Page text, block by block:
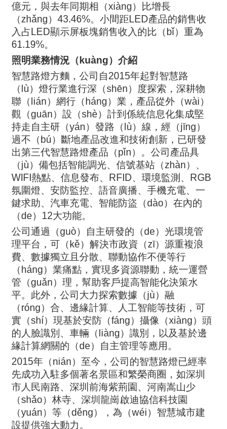
億元，與去年同期相（xiàng）比增長
（zhǎng）43.46%。小間距LED產品的銷售收
入占LED顯示屏板塊銷售收入的比（bǐ）重為
61.19%。
照明業務情況（kuàng）介紹
智慧路燈方麵，公司自2015年起對智慧路
（lù）燈行業進行深（shēn）度探索，深耕物
聯（lián）網行（háng）業，產品從外（wài）
觀（guān）設（shè）計到係統信息化集成堅
持走自主研（yán）發路（lù）線，經（jīng）
過不（bú）斷地產品改進和技術創新，已研發
出第三代智慧路燈產品（pǐn）。公司產品具
（jù）備包括智能調光、信號基站（zhàn）、
WIFI熱點、信息發布、RFID、環境監測、RGB
氛圍燈、安防監控、語音廣播、手機充電、一
鍵求助、汽車充電、智能防盜（dào）在內的
（de）12大功能。
公司通過（guò）自主研發的（de）光環境管
理平台，可（kě）解決市政資（zī）源重複浪
費、數據獨立且分散、聯動協作不便等行
（háng）業痛點，實現多資源聯動，統一運營
管（guǎn）理，幫助客戶提高智能化決策水
平。此外，公司大力探索數據（jù）融
（róng）合、邊緣計算、人工智能等技術，可
實（shí）現基於安防（fáng）攝像（xiàng）頭
的人臉識別、車輛（liàng）識別，以及基於邊
緣計算網關的（de）自主管理等應用。
2015年（nián）至今，公司的智慧路燈已經率
先成功入駐多個著名景區和繁榮商圈，如深圳
市人民南路、深圳前海紫荊園、河南嵩山少
（shǎo）林寺、深圳龍崗啟迪協信科技園
（yuán）等（děng），為（wéi）智慧城市建
設提供強大動力。